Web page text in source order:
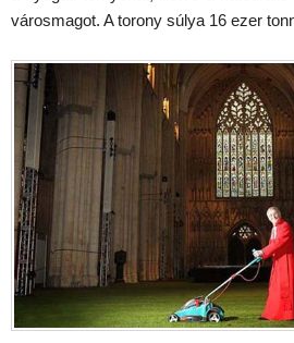
városmagot. A torony súlya 16 ezer